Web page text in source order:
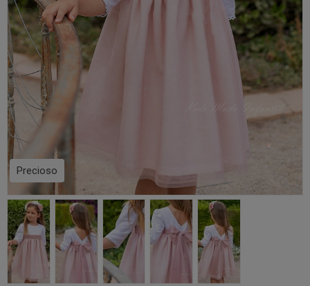
Precioso